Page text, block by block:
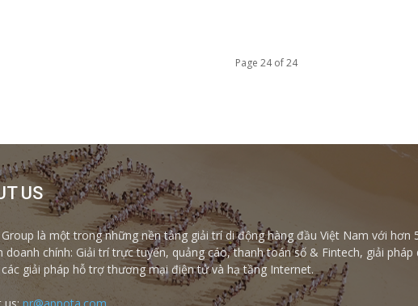
Page 24 of 24
US
là một trong những nền tảng giải trí di động hàng đầu Việt Nam với hơn
doanh chính: Giải trí trực tuyến, quảng cáo, thanh toán số & Fintech, giải
giải pháp hỗ trợ thương mại điện tử và hạ tầng Internet.